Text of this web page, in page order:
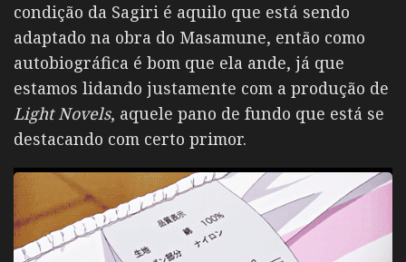
condição da Sagiri é aquilo que está sendo
adaptado na obra do Masamune, então como
autobiográfica é bom que ela ande, já que
estamos lidando justamente com a produção de
Light Novels, aquele pano de fundo que está se
destacando com certo primor.